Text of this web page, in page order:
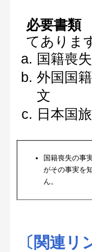
必要書類
てありま
国籍喪
外国国
文
日本国
国籍喪失の事
がその事実を
ん。
〔関連リ